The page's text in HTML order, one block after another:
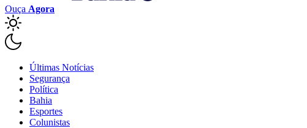
Ouça Agora
Últimas Notícias
Segurança
Política
Bahia
Esportes
Colunistas